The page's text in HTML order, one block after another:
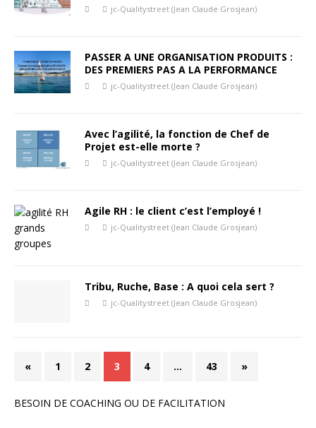
jc-Qualitystreet (Jean Claude Grosjean)
PASSER A UNE ORGANISATION PRODUITS :
DES PREMIERS PAS A LA PERFORMANCE
jc-Qualitystreet (Jean Claude Grosjean)
Avec l’agilité, la fonction de Chef de
Projet est-elle morte ?
jc-Qualitystreet (Jean Claude Grosjean)
Agile RH : le client c’est l’employé !
jc-Qualitystreet (Jean Claude Grosjean)
Tribu, Ruche, Base : A quoi cela sert ?
jc-Qualitystreet (Jean Claude Grosjean)
« 1 2 3 4 … 43 »
BESOIN DE COACHING OU DE FACILITATION